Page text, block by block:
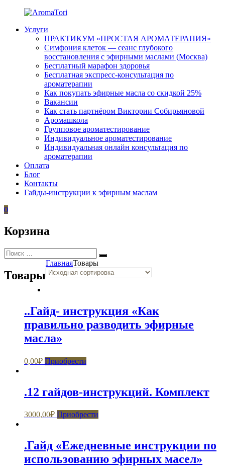
Перейти
содержимому
AromaTori
Эфирные
Услуги
ПРАКТИКУМ «ПРОСТАЯ АРОМАТЕРАПИЯ»
Симфония клеток — сеанс глубокого
восстановления с эфирными маслами (Москва)
Бесплатный марафон здоровья
Бесплатная экспресс-консультация по
ароматерапии
Как покупать эфирные масла со скидкой 25%
Вакансии
Как стать партнёром Виктории Собирьяновой
Аромашкола
Групповое ароматестирование
Индивидуальное ароматестирование
Индивидуальная онлайн консультация по
ароматерапии
Оплата
Блог
Контакты
Гайды-инструкции к эфирным маслам
0
Корзина
Искать:
Поиск
Товары
ГлавнаяТовары
..Гайд- инструкция «Как
правильно разводить эфирные
масла»
0,00₽ Приобрести
.12 гайдов-инструкций. Комплект
3000,00₽ Приобрести
.Гайд «Ежедневные инструкции по
использованию эфирных масел»